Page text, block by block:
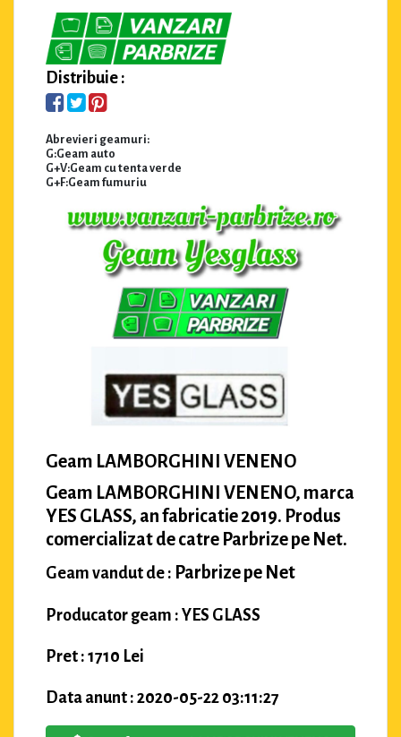
Distribuie :
Abrevieri geamuri:
G:Geam auto
G+V:Geam cu tenta verde
G+F:Geam fumuriu
Geam LAMBORGHINI VENENO
Geam LAMBORGHINI VENENO, marca
YES GLASS, an fabricatie 2019. Produs
comercializat de catre Parbrize pe Net.
Geam vandut de : Parbrize pe Net
Producator geam : YES GLASS
Pret : 1710 Lei
Data anunt : 2020-05-22 03:11:27